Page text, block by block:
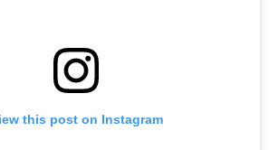
this post on Instagram